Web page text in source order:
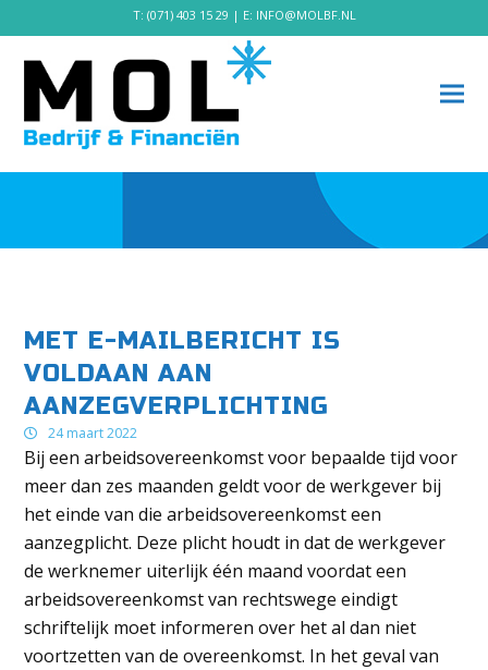
T: (071) 403 15 29 | E: INFO@MOLBF.NL
MET E-MAILBERICHT IS
VOLDAAN AAN
AANZEGVERPLICHTING
24 maart 2022
Bij een arbeidsovereenkomst voor bepaalde tijd voor
meer dan zes maanden geldt voor de werkgever bij
het einde van die arbeidsovereenkomst een
aanzegplicht. Deze plicht houdt in dat de werkgever
de werknemer uiterlijk één maand voordat een
arbeidsovereenkomst van rechtswege eindigt
schriftelijk moet informeren over het al dan niet
voortzetten van de overeenkomst. In het geval van